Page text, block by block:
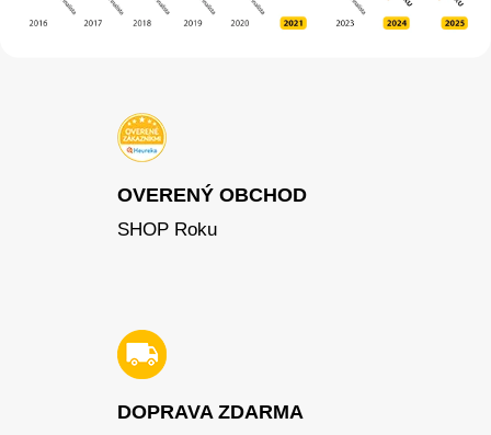
OVERENÝ OBCHOD
SHOP Roku
DOPRAVA ZDARMA